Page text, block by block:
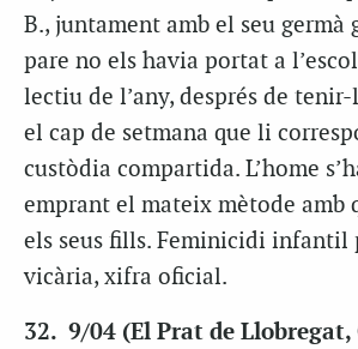
B., juntament amb el seu germà
pare no els havia portat a
lectiu de l’any, després de
el cap de setmana que li
custòdia compartida. L’home
emprant el mateix mètode amb
els seus fills. Feminicidi infantil
vicària, xifra oficial.
32. 9/04 (El Prat de